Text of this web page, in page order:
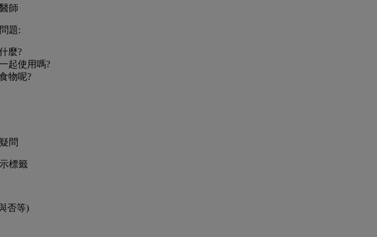
師
題:
麼?
起使用嗎?
物呢?
問
標籤
否等)